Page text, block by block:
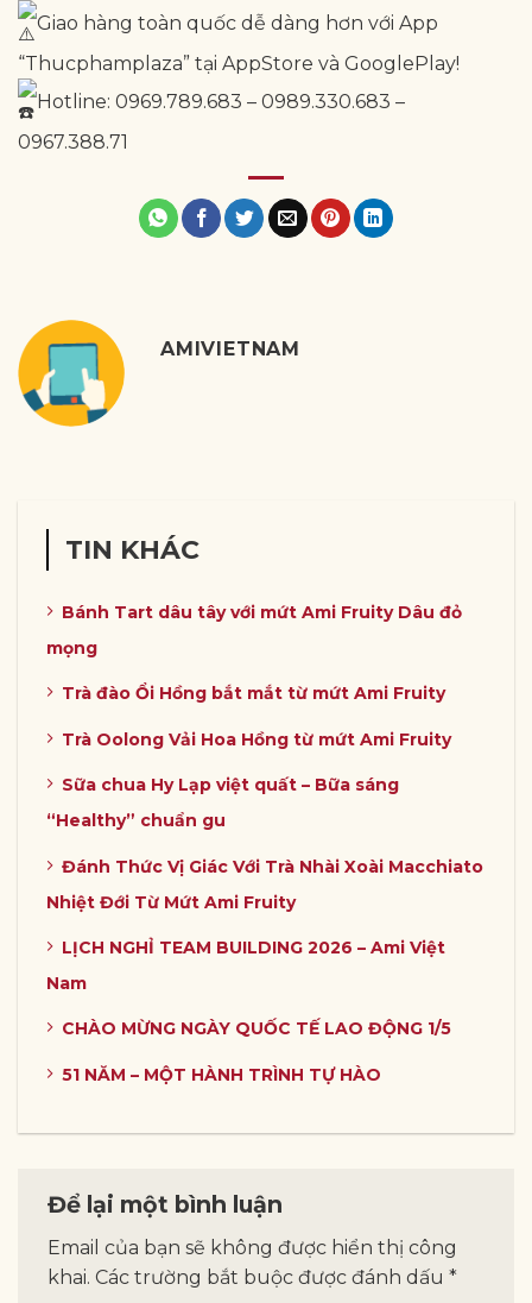
Giao hàng toàn quốc dễ dàng hơn với App
“Thucphamplaza” tại AppStore và GooglePlay!
Hotline: 0969.789.683 – 0989.330.683 –
0967.388.71
AMIVIETNAM
TIN KHÁC
Bánh Tart dâu tây với mứt Ami Fruity Dâu đỏ
mọng
Trà đào Ổi Hồng bắt mắt từ mứt Ami Fruity
Trà Oolong Vải Hoa Hồng từ mứt Ami Fruity
Sữa chua Hy Lạp việt quất – Bữa sáng
“Healthy” chuẩn gu
Đánh Thức Vị Giác Với Trà Nhài Xoài Macchiato
Nhiệt Đới Từ Mứt Ami Fruity
LỊCH NGHỈ TEAM BUILDING 2026 – Ami Việt
Nam
CHÀO MỪNG NGÀY QUỐC TẾ LAO ĐỘNG 1/5
51 NĂM – MỘT HÀNH TRÌNH TỰ HÀO
Để lại một bình luận
Email của bạn sẽ không được hiển thị công
khai. Các trường bắt buộc được đánh dấu *